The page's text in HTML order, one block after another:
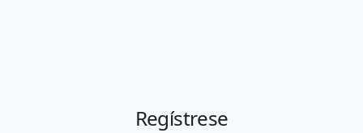
Regístrese